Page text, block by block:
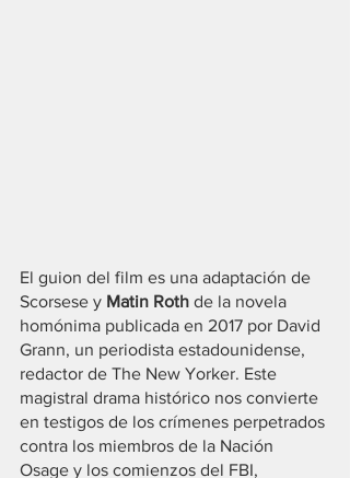
El guion del film es una adaptación de
Scorsese y Matin Roth de la novela
homónima publicada en 2017 por David
Grann, un periodista estadounidense,
redactor de The New Yorker. Este
magistral drama histórico nos convierte
en testigos de los crímenes perpetrados
contra los miembros de la Nación
Osage y los comienzos del FBI,